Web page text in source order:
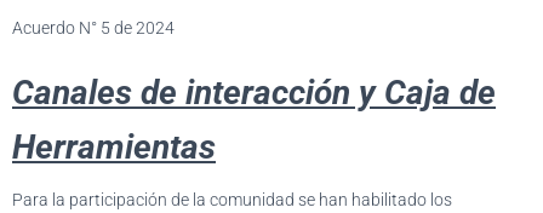
Acuerdo N° 5 de 2024
Canales de interacción y Caja de
Herramientas
Para la participación de la comunidad se han habilitado los